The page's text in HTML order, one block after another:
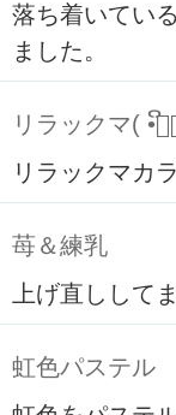
落ち着いてい
ました。
リラックマ(
リラックマカ
苺＆練乳
上げ直しして
虹色パステル